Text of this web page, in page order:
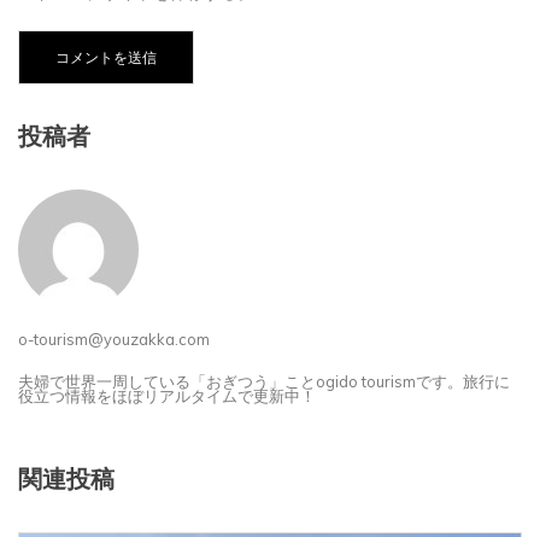
投稿者
o-tourism@youzakka.com
夫婦で世界一周している「おぎつう」ことogido tourismです。旅行に
役立つ情報をほぼリアルタイムで更新中！
関連投稿